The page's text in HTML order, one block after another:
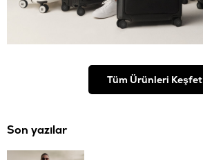
Tüm Ürünleri Keşfet
Son yazılar